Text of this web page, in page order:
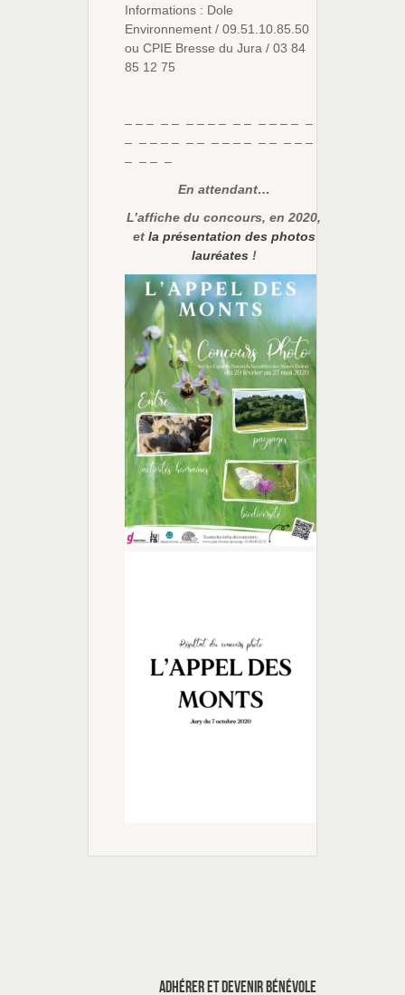
Informations : Dole
Environnement / 09.51.10.85.50
ou CPIE Bresse du Jura / 03 84
85 12 75
– – – – – – – – – – – – – – – –
– – – – – – – – – – – – – – – –
– – – –
En attendant…
L’affiche du concours, en 2020,
et la présentation des photos
lauréates!
ADHÉRER ET DEVENIR BÉNÉVOLE